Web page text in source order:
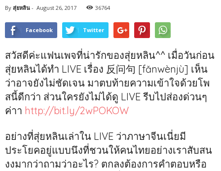
By สุ่ยหลิน - August 26, 2017 36764
Facebook Twitter
สวัสดีค่ะแฟนเพจที่น่ารักของสุ่ยหลิน^^ เมื่อวันก่อน
สุ่ยหลินได้ทำ LIVE เรื่อง 反问句 [fǎnwènjù] เห็น
ว่าอาจยังไม่ชัดเจน มาตบท้ายความเข้าใจด้วยโพ
สนี้ดีกว่า ส่วนใครยังไม่ได้ดู LIVE รีบไปส่องด่วนๆ
ค่าา http://bit.ly/2wPOKOW
อย่างที่สุ่ยหลินเล่าใน LIVE ว่าภาษาจีนเนี่ยมี
ประโยคอยู่แบบนึงที่ชวนให้คนไทยอย่างเราสับสน
งงมากว่าถามว่าอะไร? ตกลงต้องการคำตอบหรือ